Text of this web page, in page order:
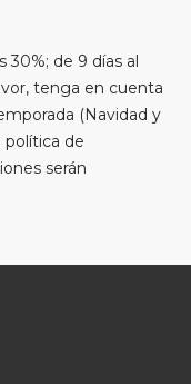
30%; de 9 días al
tenga en cuenta
(Navidad y
política de
serán